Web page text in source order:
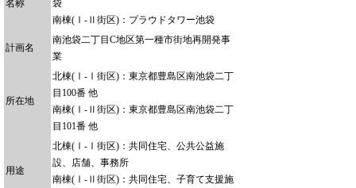
名称
袋
南棟(Ⅰ-Ⅱ街区)：プラウドタワー池袋
計画名
南池袋二丁目C地区第一種市街地再開発事
業
所在地
北棟(Ⅰ-Ⅰ街区)：東京都豊島区南池袋二丁
目100番 他
南棟(Ⅰ-Ⅱ街区)：東京都豊島区南池袋二丁
目101番 他
用途
北棟(Ⅰ-Ⅰ街区)：共同住宅、公共公益施
設、店舗、事務所
南棟(Ⅰ-Ⅱ街区)：共同住宅、子育て支援施